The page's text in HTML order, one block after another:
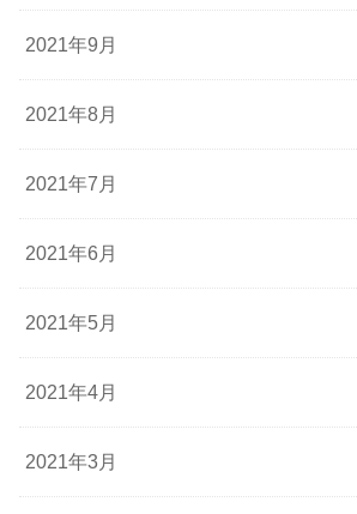
2021年9月
2021年8月
2021年7月
2021年6月
2021年5月
2021年4月
2021年3月